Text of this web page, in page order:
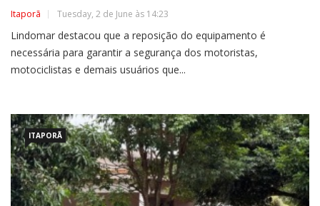
Itaporã Tuesday, 2 de June às 14:23
Lindomar destacou que a reposição do equipamento é
necessária para garantir a segurança dos motoristas,
motociclistas e demais usuários que...
ITAPORÃ